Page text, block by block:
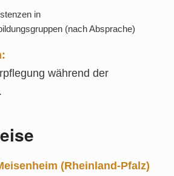
in
(nach Absprache)
während der
(Rheinland‑Pfalz)